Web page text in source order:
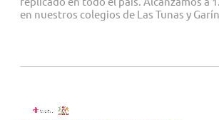
en nuestros colegios de Las Tunas y